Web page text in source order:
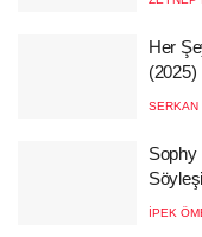
Her
(2025)
SERKAN
Sophy
Söyleşi
İPEK